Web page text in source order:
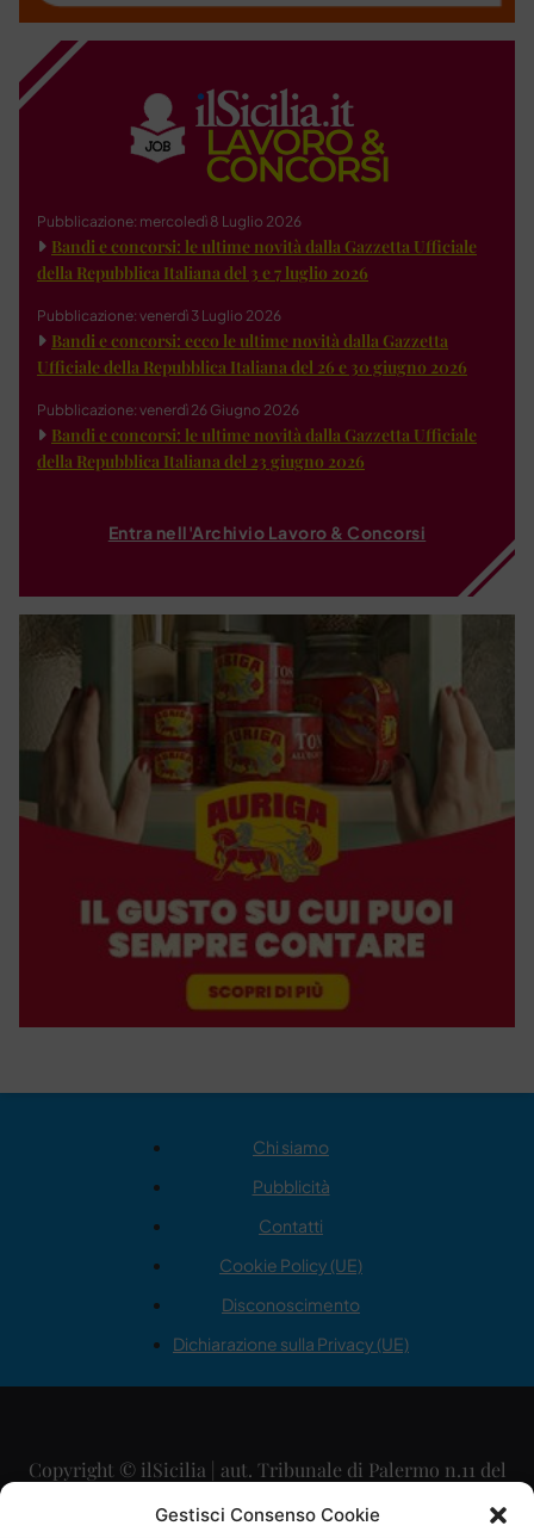
Gestisci Consenso Cookie
Pubblicazione: mercoledì 8 Luglio 2026
Bandi e concorsi: le ultime novità dalla Gazzetta Ufficiale
della Repubblica Italiana del 3 e 7 luglio 2026
Pubblicazione: venerdì 3 Luglio 2026
Bandi e concorsi: ecco le ultime novità dalla Gazzetta
Ufficiale della Repubblica Italiana del 26 e 30 giugno 2026
Pubblicazione: venerdì 26 Giugno 2026
Bandi e concorsi: le ultime novità dalla Gazzetta Ufficiale
della Repubblica Italiana del 23 giugno 2026
Entra nell'Archivio Lavoro & Concorsi
Chi siamo
Pubblicità
Contatti
Cookie Policy (UE)
Disconoscimento
Dichiarazione sulla Privacy (UE)
Copyright © ilSicilia | aut. Tribunale di Palermo n.11 del
29/09/2015